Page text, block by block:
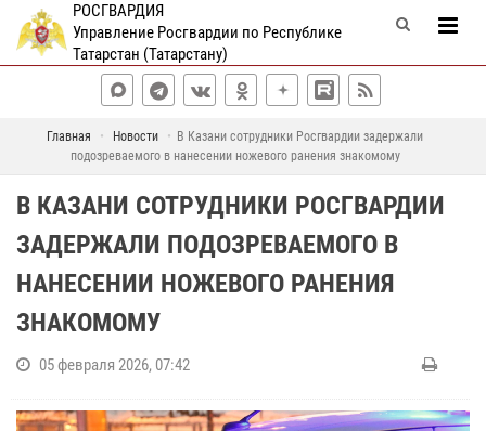
РОСГВАРДИЯ
Управление Росгвардии по Республике
Татарстан (Татарстану)
Главная Новости
В Казани сотрудники Росгвардии задержали
подозреваемого в нанесении ножевого ранения знакомому
В КАЗАНИ СОТРУДНИКИ РОСГВАРДИИ
ЗАДЕРЖАЛИ ПОДОЗРЕВАЕМОГО В
НАНЕСЕНИИ НОЖЕВОГО РАНЕНИЯ
ЗНАКОМОМУ
05 февраля 2026, 07:42